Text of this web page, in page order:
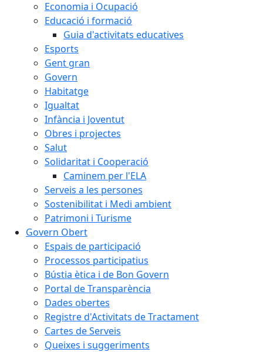
Economia i Ocupació
Educació i formació
Guia d'activitats educatives
Esports
Gent gran
Govern
Habitatge
Igualtat
Infància i Joventut
Obres i projectes
Salut
Solidaritat i Cooperació
Caminem per l'ELA
Serveis a les persones
Sostenibilitat i Medi ambient
Patrimoni i Turisme
Govern Obert
Espais de participació
Processos participatius
Bústia ètica i de Bon Govern
Portal de Transparència
Dades obertes
Registre d'Activitats de Tractament
Cartes de Serveis
Queixes i suggeriments